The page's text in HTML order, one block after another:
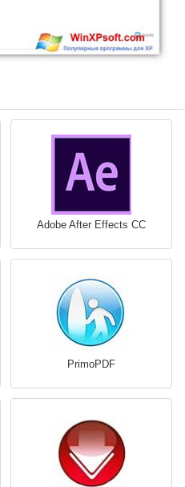
Adobe After Effects CC
PrimoPDF